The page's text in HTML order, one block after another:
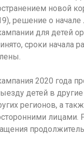
новой
решение о начале
для детей
сроки начала
2020 года
детей в
регионов, а
лицами.